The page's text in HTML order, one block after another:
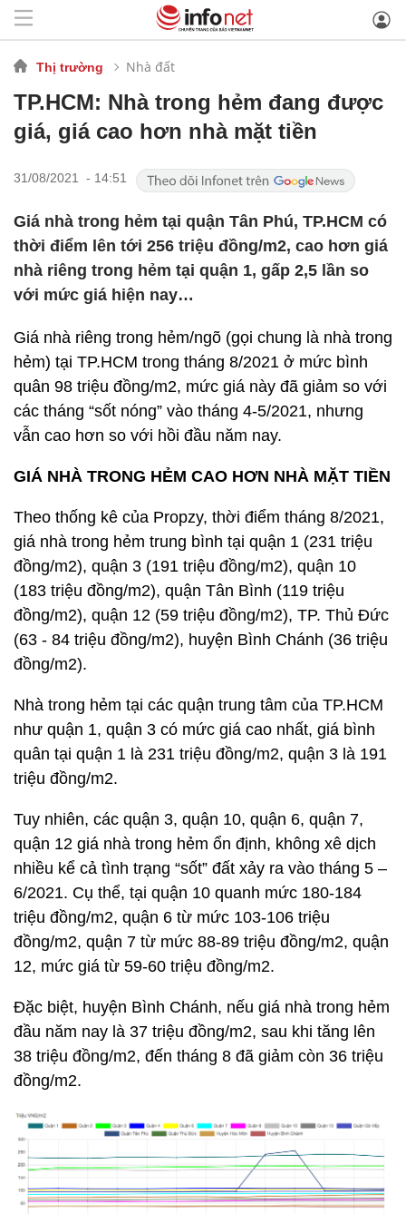
Thị trường Nhà đất
TP.HCM: Nhà trong hẻm đang được
giá, giá cao hơn nhà mặt tiền
31/08/2021 - 14:51
Giá nhà trong hẻm tại quận Tân Phú, TP.HCM có
thời điểm lên tới 256 triệu đồng/m2, cao hơn giá
nhà riêng trong hẻm tại quận 1, gấp 2,5 lần so
với mức giá hiện nay…
Giá nhà riêng trong hẻm/ngõ (gọi chung là nhà trong
hẻm) tại TP.HCM trong tháng 8/2021 ở mức bình
quân 98 triệu đồng/m2, mức giá này đã giảm so với
các tháng “sốt nóng” vào tháng 4-5/2021, nhưng
vẫn cao hơn so với hồi đầu năm nay.
GIÁ NHÀ TRONG HẺM CAO HƠN NHÀ MẶT TIỀN
Theo thống kê của Propzy, thời điểm tháng 8/2021,
giá nhà trong hẻm trung bình tại quận 1 (231 triệu
đồng/m2), quận 3 (191 triệu đồng/m2), quận 10
(183 triệu đồng/m2), quận Tân Bình (119 triệu
đồng/m2), quận 12 (59 triệu đồng/m2), TP. Thủ Đức
(63 - 84 triệu đồng/m2), huyện Bình Chánh (36 triệu
đồng/m2).
Nhà trong hẻm tại các quận trung tâm của TP.HCM
như quận 1, quận 3 có mức giá cao nhất, giá bình
quân tại quận 1 là 231 triệu đồng/m2, quận 3 là 191
triệu đồng/m2.
Tuy nhiên, các quận 3, quận 10, quận 6, quận 7,
quận 12 giá nhà trong hẻm ổn định, không xê dịch
nhiều kể cả tình trạng “sốt” đất xảy ra vào tháng 5 –
6/2021. Cụ thể, tại quận 10 quanh mức 180-184
triệu đồng/m2, quận 6 từ mức 103-106 triệu
đồng/m2, quận 7 từ mức 88-89 triệu đồng/m2, quận
12, mức giá từ 59-60 triệu đồng/m2.
Đặc biệt, huyện Bình Chánh, nếu giá nhà trong hẻm
đầu năm nay là 37 triệu đồng/m2, sau khi tăng lên
38 triệu đồng/m2, đến tháng 8 đã giảm còn 36 triệu
đồng/m2.